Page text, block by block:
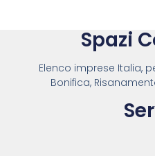
Spazi
Elenco imprese Italia,
Bonifica,